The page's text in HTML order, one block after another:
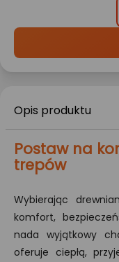
Opis produktu
Postaw na
trepów
Wybierając
komfort,
nada wyjątkowy
oferuje ciepłą,